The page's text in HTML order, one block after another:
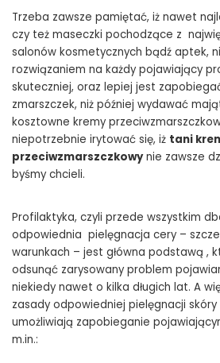
Trzeba zawsze pamiętać, iż nawet
czy też maseczki pochodzące z
salonów kosmetycznych bądź aptek,
rozwiązaniem na każdy pojawiający
skuteczniej, oraz lepiej jest
zmarszczek, niż później wydawać
kosztowne kremy
niepotrzebnie irytować się, iż tani
przeciwzmarszczkowynie zawsze
byśmy chcieli.
Profilaktyka, czyli przede wszystkim
odpowiednia pielęgnacja cery –
warunkach – jest główna podstawą ,
odsunąć zarysowany problem
niekiedy nawet o kilka długich lat. A
zasady odpowiedniej pielęgnacji
umożliwiają zapobieganie
m.in.: